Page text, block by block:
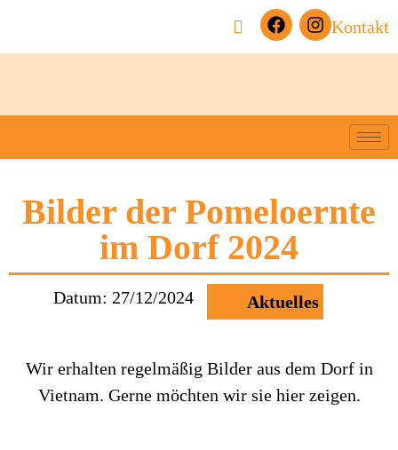
Kontakt
Bilder der Pomeloernte
im Dorf 2024
Datum: 27/12/2024 Aktuelles
Wir erhalten regelmäßig Bilder aus dem Dorf in
Vietnam. Gerne möchten wir sie hier zeigen.